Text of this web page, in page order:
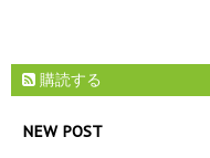
購読する
NEW POST